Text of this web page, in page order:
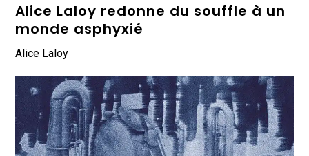
Alice Laloy redonne du souffle à un
monde asphyxié
Alice Laloy